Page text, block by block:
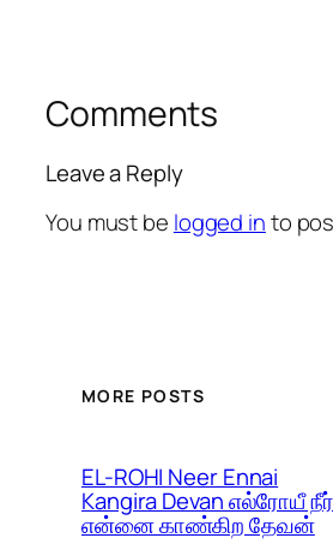
Comments
Leave a Reply
You must be logged into
MORE POSTS
EL-ROHI Neer Ennai
Kangira Devan எல்ரோயீ நீர்
என்னை காண்கிற தேவன்